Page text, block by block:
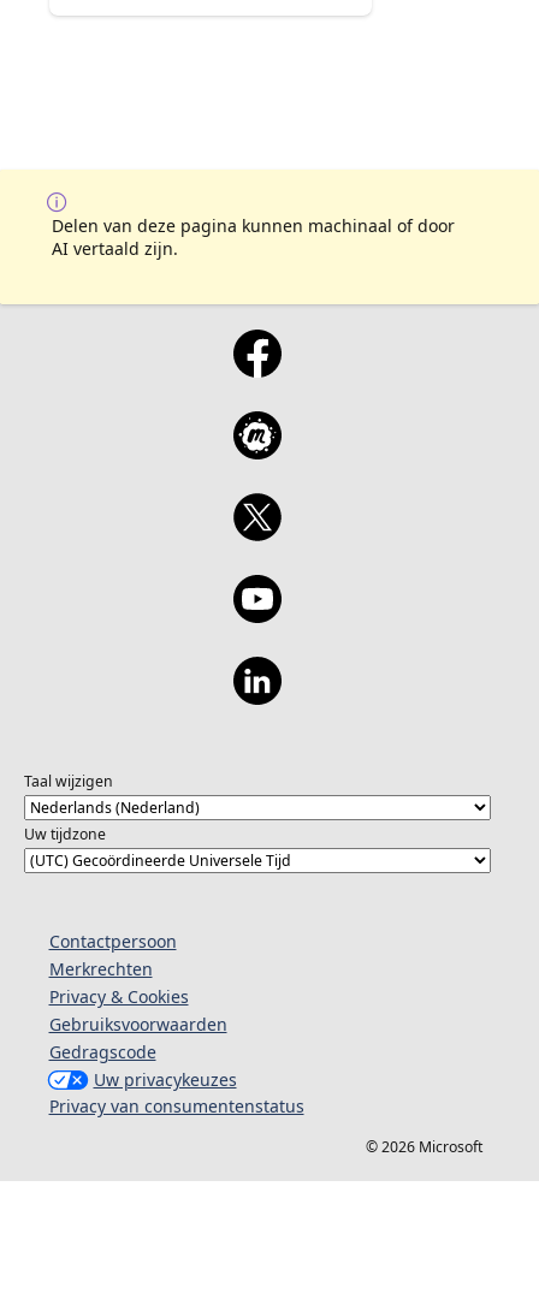
Delen van deze pagina kunnen machinaal of door
AI vertaald zijn.
Taal wijzigen
Uw tijdzone
Contactpersoon
Merkrechten
Privacy & Cookies
Gebruiksvoorwaarden
Gedragscode
Uw privacykeuzes
Privacy van consumentenstatus
© 2026 Microsoft